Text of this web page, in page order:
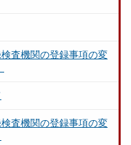
査機関の登録事項の変
査機関の登録事項の変